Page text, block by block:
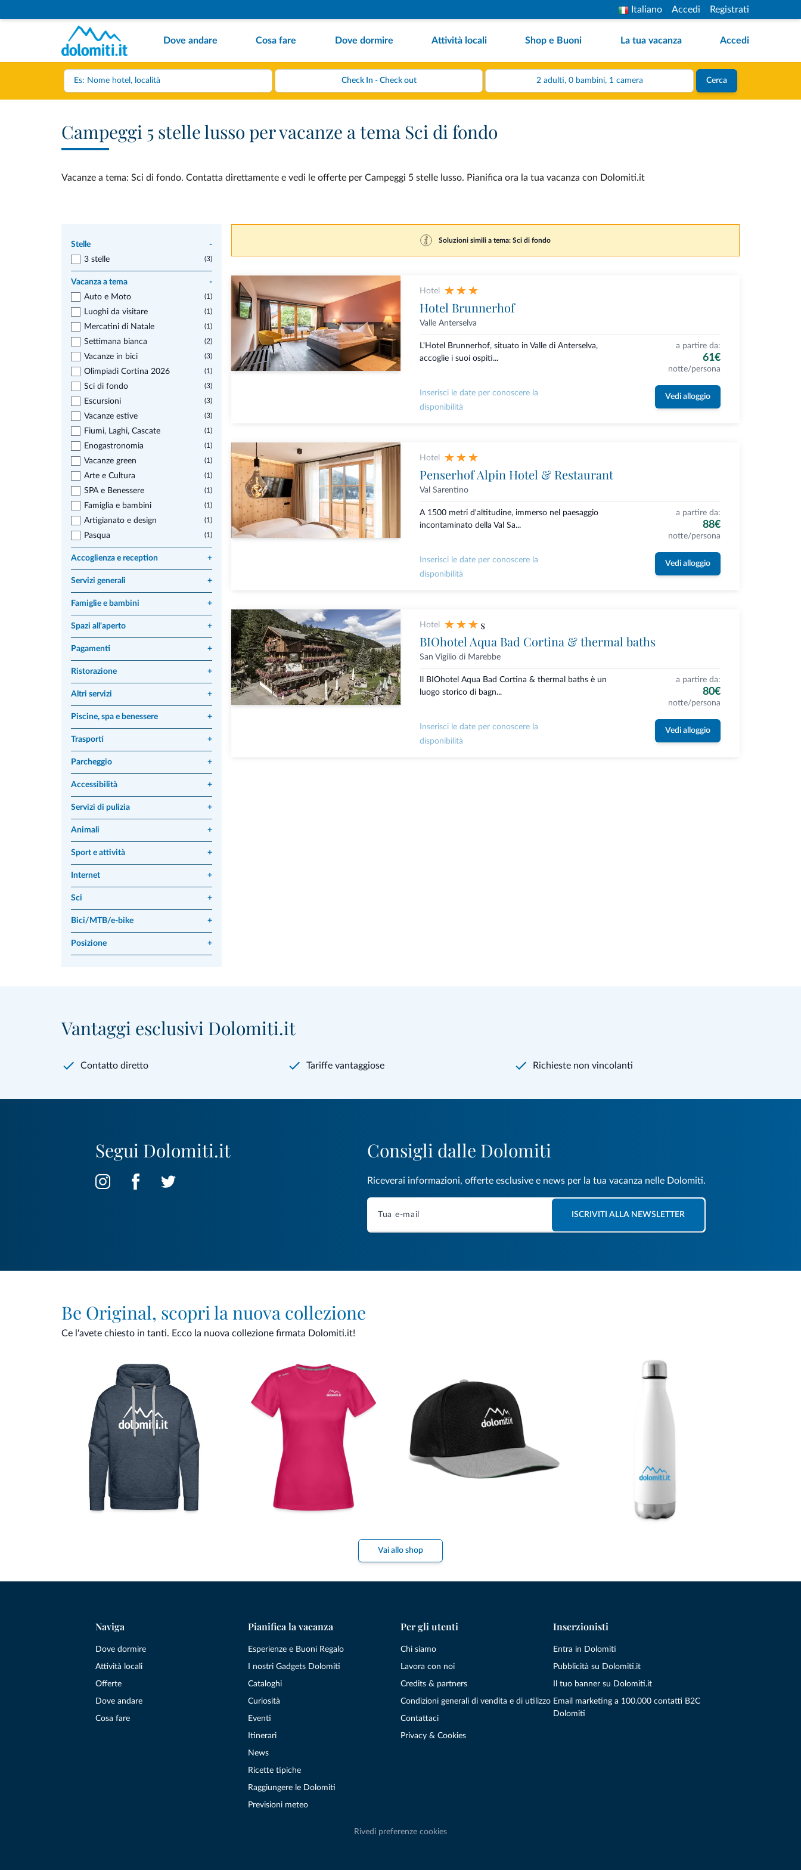
Italiano Accedi Registrati
Dove andare Cosa fare Dove dormire Attività locali Shop e Buoni La tua vacanza Accedi
2 adulti, 0 bambini, 1 camera Cerca
Campeggi 5 stelle lusso per vacanze a tema Sci di fondo
Vacanze a tema: Sci di fondo. Contatta direttamente e vedi le offerte per Campeggi 5 stelle lusso. Pianifica ora la tua vacanza con Dolomiti.it
Stelle
-
3 stelle
(3)
Vacanza a tema
-
Auto e Moto
(1)
Luoghi da visitare (1)
Mercatini di Natale (1)
Settimana bianca (2)
Vacanze in bici (3)
Olimpiadi Cortina 2026 (1)
Sci di fondo (3)
Escursioni (3)
Vacanze estive (3)
Fiumi, Laghi, Cascate (1)
Enogastronomia (1)
Vacanze green (1)
Arte e Cultura (1)
SPA e Benessere (1)
Famiglia e bambini (1)
Artigianato e design (1)
Pasqua (1)
Accoglienza e reception +
Servizi generali +
Famiglie e bambini +
Spazi all'aperto +
Pagamenti +
Ristorazione +
Altri servizi +
Piscine, spa e benessere +
Trasporti +
Parcheggio +
Accessibilità +
Servizi di pulizia +
Animali +
Sport e attività +
Internet +
Sci +
Bici/MTB/e-bike +
Posizione +
Soluzioni simili a tema: Sci di fondo
Hotel
Hotel Brunnerhof
Valle Anterselva
L'Hotel Brunnerhof, situato in Valle di Anterselva,
accoglie i suoi ospiti...
a partire da:
61€
notte/persona
Inserisci le date per conoscere la
disponibilità
Vedi alloggio
Hotel
Penserhof Alpin Hotel & Restaurant
Val Sarentino
A 1500 metri d'altitudine, immerso nel paesaggio
incontaminato della Val Sa...
a partire da:
88€
notte/persona
Inserisci le date per conoscere la
disponibilità
Vedi alloggio
Hotel s
BIOhotel Aqua Bad Cortina & thermal baths
San Vigilio di Marebbe
Il BIOhotel Aqua Bad Cortina & thermal baths è un
luogo storico di bagn...
a partire da:
80€
notte/persona
Inserisci le date per conoscere la
disponibilità
Vedi alloggio
Vantaggi esclusivi Dolomiti.it
Contatto diretto Tariffe vantaggiose Richieste non vincolanti
Segui Dolomiti.it Consigli dalle Dolomiti
Riceverai informazioni, offerte esclusive e news per la tua vacanza nelle Dolomiti.
ISCRIVITI ALLA NEWSLETTER
Be Original, scopri la nuova collezione
Ce l'avete chiesto in tanti. Ecco la nuova collezione firmata Dolomiti.it!
Vai allo shop
Naviga
Dove dormire
Attività locali
Offerte
Dove andare
Cosa fare
Pianifica la vacanza
Esperienze e Buoni Regalo
I nostri Gadgets Dolomiti
Cataloghi
Curiosità
Eventi
Itinerari
News
Ricette tipiche
Raggiungere le Dolomiti
Previsioni meteo
Per gli utenti
Chi siamo
Lavora con noi
Credits & partners
Condizioni generali di vendita e di utilizzo
Contattaci
Privacy & Cookies
Inserzionisti
Entra in Dolomiti
Pubblicità su Dolomiti.it
Il tuo banner su Dolomiti.it
Email marketing a 100.000 contatti B2C
Dolomiti
Rivedi preferenze cookies